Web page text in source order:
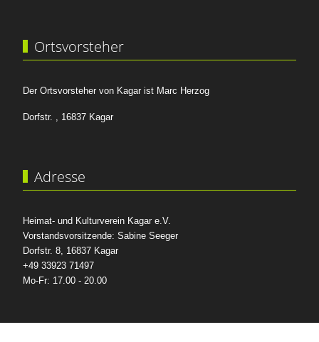
Ortsvorsteher
Der Ortsvorsteher von Kagar ist Marc Herzog
Dorfstr. , 16837 Kagar
Adresse
Heimat- und Kulturverein Kagar e.V.
Vorstandsvorsitzende: Sabine Seeger
Dorfstr. 8, 16837 Kagar
+49 33923 71497
Mo-Fr: 17.00 - 20.00